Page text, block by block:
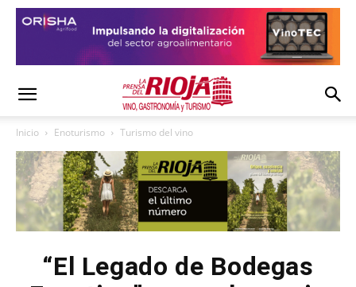
Inicio Enoturismo Turismo del vino
“El Legado de Bodegas